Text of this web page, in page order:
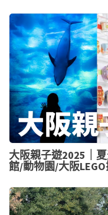
大阪親子遊2025｜
館/動物園/大阪